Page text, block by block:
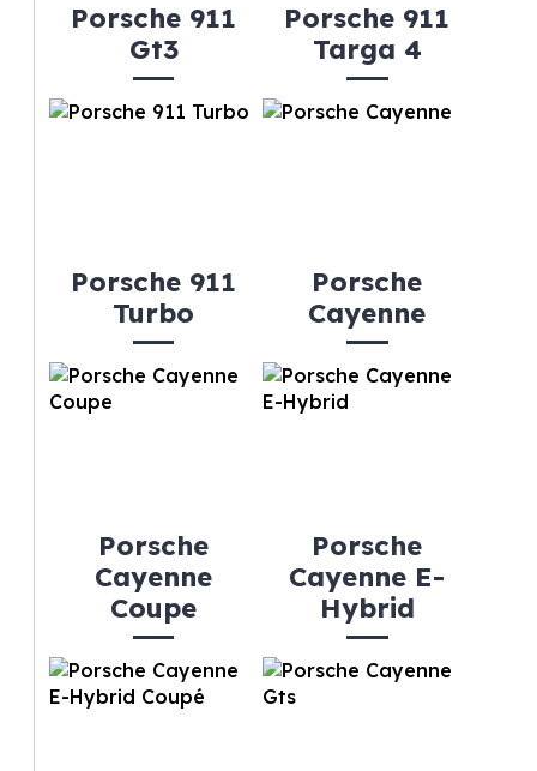
Porsche 911
Gt3
Porsche 911
Targa 4
Porsche 911
Turbo
Porsche
Cayenne
Porsche
Cayenne
Coupe
Porsche
Cayenne E-
Hybrid